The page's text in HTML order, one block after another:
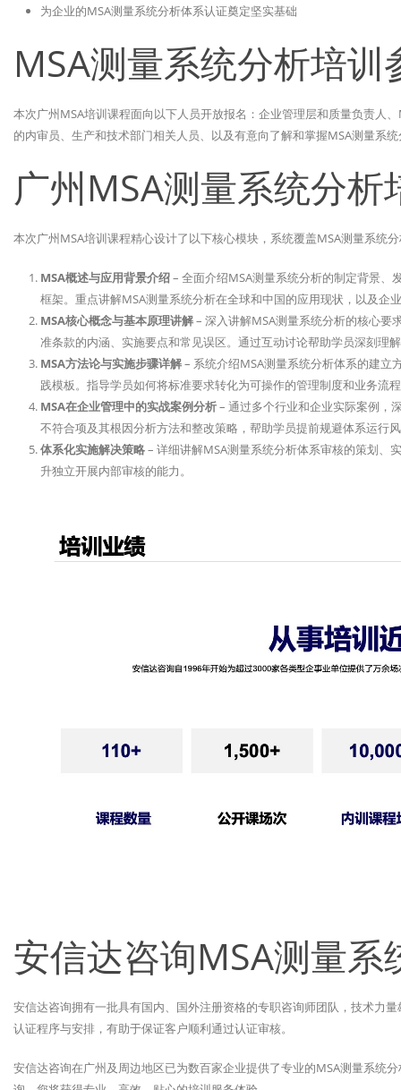
为企业的MSA测量系统分析体系认证奠定坚实基础
MSA测量系统分析培训
本次广州MSA培训课程面向以下人员开放报名：企业管理层和质量负责人
的内审员、生产和技术部门相关人员、以及有意向了解和掌握MSA测量系
广州MSA测量系统分析
本次广州MSA培训课程精心设计了以下核心模块，系统覆盖MSA测量系统
MSA概述与应用背景介绍– 全面介绍MSA测量系统分析的制定背景、
框架。重点讲解MSA测量系统分析在全球和中国的应用现状，以及企
MSA核心概念与基本原理讲解– 深入讲解MSA测量系统分析的核心要
准条款的内涵、实施要点和常见误区。通过互动讨论帮助学员深刻理
MSA方法论与实施步骤详解– 系统介绍MSA测量系统分析体系的建立
践模板。指导学员如何将标准要求转化为可操作的管理制度和业务流
MSA在企业管理中的实战案例分析– 通过多个行业和企业实际案例，
不符合项及其根因分析方法和整改策略，帮助学员提前规避体系运行
体系化实施解决策略– 详细讲解MSA测量系统分析体系审核的策划、
升独立开展内部审核的能力。
安信达咨询MSA测量
安信达咨询拥有一批具有国内、国外注册资格的专职咨询师团队，技术力
认证程序与安排，有助于保证客户顺利通过认证审核。
安信达咨询在广州及周边地区已为数百家企业提供了专业的MSA测量系统